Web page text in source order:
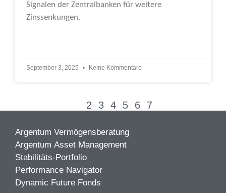
Signalen der Zentralbanken für weitere
Zinssenkungen.
September 3, 2025 Keine Kommentare
2 3 4 5 6 7
Argentum Vermögensberatung
Argentum Asset Management
Stabilitäts-Portfolio
Performance Navigator
Dynamic Future Fonds